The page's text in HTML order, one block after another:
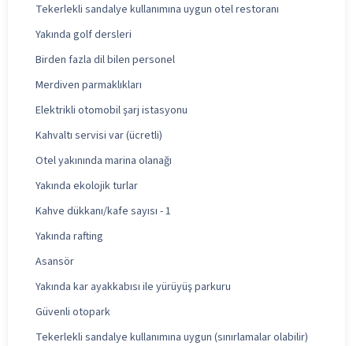
Tekerlekli sandalye kullanımına uygun otel restoranı
Yakında golf dersleri
Birden fazla dil bilen personel
Merdiven parmaklıkları
Elektrikli otomobil şarj istasyonu
Kahvaltı servisi var (ücretli)
Otel yakınında marina olanağı
Yakında ekolojik turlar
Kahve dükkanı/kafe sayısı - 1
Yakında rafting
Asansör
Yakında kar ayakkabısı ile yürüyüş parkuru
Güvenli otopark
Tekerlekli sandalye kullanımına uygun (sınırlamalar olabilir)